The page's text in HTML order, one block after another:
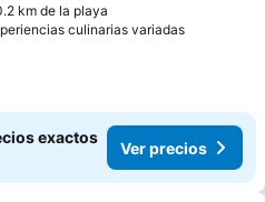
km de la playa
culinarias variadasVer
exactos
Ver precios